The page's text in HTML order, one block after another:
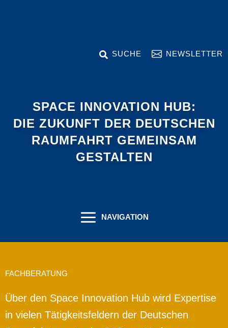
SEARCH NEWSLETTER
SPACE INNOVATION HUB:
DIE ZUKUNFT DER DEUTSCHEN
RAUMFAHRT GEMEINSAM
GESTALTEN
NAVIGATION
FACHBERATUNG
Über den Space Innovation Hub wird Expertise
in vielen Tätigkeitsfeldern der Deutschen